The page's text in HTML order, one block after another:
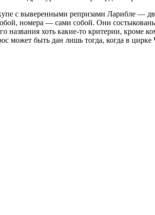
с выверенными репризами Ларибле —
номера — сами собой. Они
названия хоть какие-то критерии, кроме
быть дан лишь тогда, когда в цирке